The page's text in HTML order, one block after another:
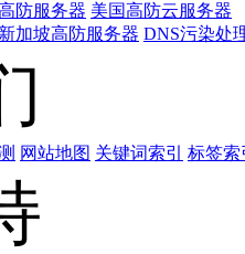
防服务器 美国高防云服务器
新加坡高防服务器 DNS污染处
网站地图 关键词索引 标签索